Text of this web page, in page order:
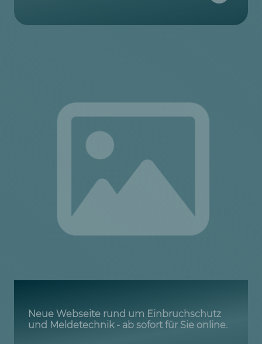
Neue Webseite rund um Einbruchschutz
und Meldetechnik - ab sofort für Sie online.